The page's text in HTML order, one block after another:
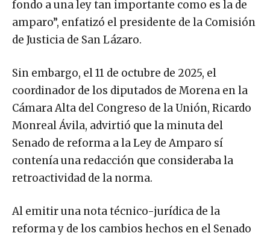
fondo a una ley tan importante como es la de
amparo”, enfatizó el presidente de la Comisión
de Justicia de San Lázaro.
Sin embargo, el 11 de octubre de 2025, el
coordinador de los diputados de Morena en la
Cámara Alta del Congreso de la Unión, Ricardo
Monreal Ávila, advirtió que la minuta del
Senado de reforma a la Ley de Amparo sí
contenía una redacción que consideraba la
retroactividad de la norma.
Al emitir una nota técnico-jurídica de la
reforma y de los cambios hechos en el Senado